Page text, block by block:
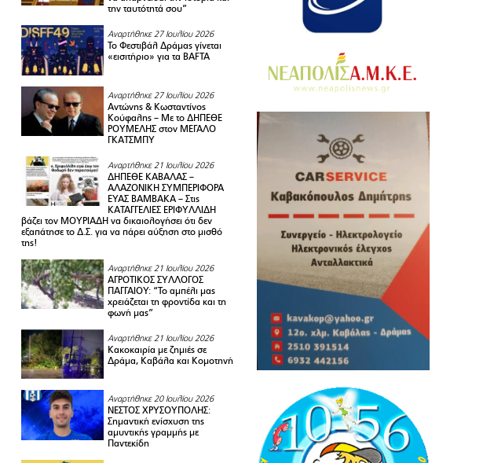
την ταυτότητά σου”
Αναρτήθηκε 27 Ιουλίου 2026
Το Φεστιβάλ Δράμας γίνεται
«εισιτήριο» για τα BAFTA
Αναρτήθηκε 27 Ιουλίου 2026
Αντώνης & Κωσταντίνος
Κούφαλης – Με το ΔΗΠΕΘΕ
ΡΟΥΜΕΛΗΣ στον ΜΕΓΑΛΟ
ΓΚΑΤΣΜΠΥ
Αναρτήθηκε 21 Ιουλίου 2026
ΔΗΠΕΘΕ ΚΑΒΑΛΑΣ –
ΑΛΑΖΟΝΙΚΗ ΣΥΜΠΕΡΙΦΟΡΑ
ΕΥΑΣ ΒΑΜΒΑΚΑ – Στις
ΚΑΤΑΓΓΕΛΙΕΣ ΕΡΙΦΥΛΛΙΔΗ
βάζει τον ΜΟΥΡΙΑΔΗ να δικαιολογήσει ότι δεν
εξαπάτησε το Δ.Σ. για να πάρει αύξηση στο μισθό
της!
Αναρτήθηκε 21 Ιουλίου 2026
ΑΓΡΟΤΙΚΟΣ ΣΥΛΛΟΓΟΣ
ΠΑΓΓΑΙΟY: “Το αμπέλι μας
χρειάζεται τη φροντίδα και τη
φωνή μας”
Αναρτήθηκε 21 Ιουλίου 2026
Κακοκαιρία με ζημιές σε
Δράμα, Καβάλα και Κομοτηνή
Αναρτήθηκε 20 Ιουλίου 2026
ΝΕΣΤΟΣ ΧΡΥΣΟΥΠΟΛΗΣ:
Σημαντική ενίσχυση της
αμυντικής γραμμής με
Παντεκίδη